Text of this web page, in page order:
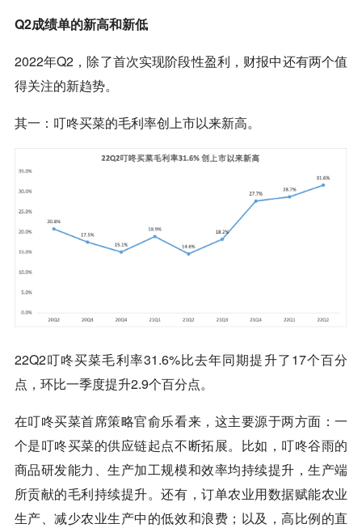
Q2成绩单的新高和新低
2022年Q2，除了首次实现阶段性盈利，财报中还有两个值
得关注的新趋势。
其一：叮咚买菜的毛利率创上市以来新高。
22Q2叮咚买菜毛利率31.6%比去年同期提升了17个百分
点，环比一季度提升2.9个百分点。
在叮咚买菜首席策略官俞乐看来，这主要源于两方面：一
个是叮咚买菜的供应链起点不断拓展。比如，叮咚谷雨的
商品研发能力、生产加工规模和效率均持续提升，生产端
所贡献的毛利持续提升。还有，订单农业用数据赋能农业
生产、减少农业生产中的低效和浪费；以及，高比例的直